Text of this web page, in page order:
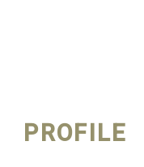
PROFILE